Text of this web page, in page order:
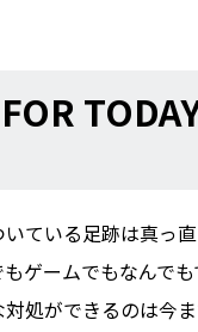
ている足跡は真っ直
ゲームでもなんで
処ができるのは今